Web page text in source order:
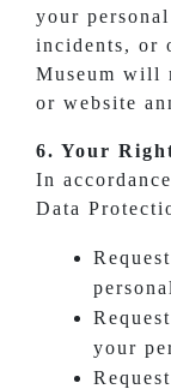
your
incidents, or
Museum will
or website
6. Your
In
Data
your